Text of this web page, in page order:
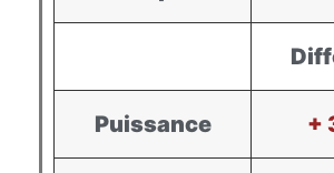
Puissance +